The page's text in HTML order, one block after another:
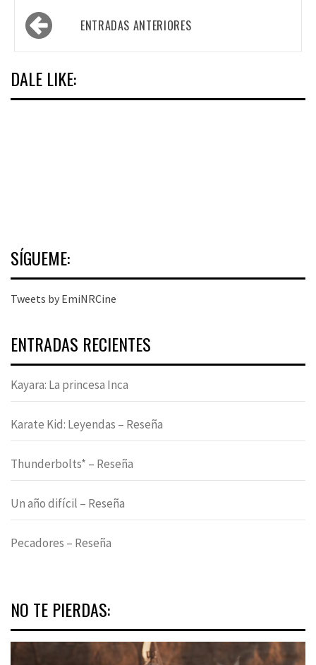
Navegación
de ENTRADAS ANTERIORES
DALE LIKE:
SÍGUEME:
Tweets by EmiNRCine
ENTRADAS RECIENTES
Kayara: La princesa Inca
Karate Kid: Leyendas – Reseña
Thunderbolts* – Reseña
Un año difícil – Reseña
Pecadores – Reseña
NO TE PIERDAS: